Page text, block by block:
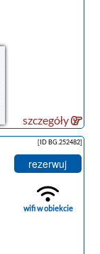
szczegóły
[ID BG.252482]
rezerwuj
wifi w obiekcie